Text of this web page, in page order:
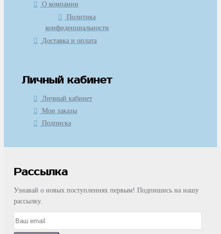
О компании
Политика
конфиденциальности
Доставка и оплата
Личный кабинет
Личный кабинет
Мои заказы
Подписка
Рассылка
Узнавай о новых поступлениях первым! Подпишись на нашу
рассылку.